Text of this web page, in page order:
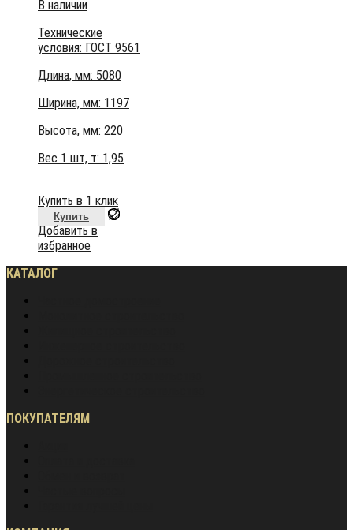
В наличии
Технические
условия: ГОСТ 9561
Длина, мм: 5080
Ширина, мм: 1197
Высота, мм: 220
Вес 1 шт, т: 1,95
Купить в 1 клик
Купить
Добавить в
избранное
КАТАЛОГ
ПОКУПАТЕЛЯМ